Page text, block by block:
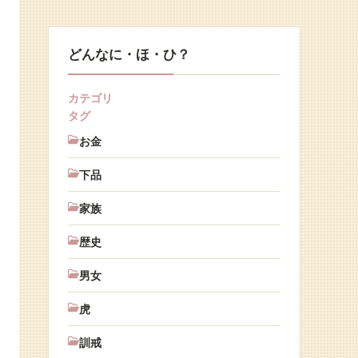
どんなに・ほ・ひ？
カテゴリ
タグ
お金
下品
家族
歴史
男女
虎
訓戒